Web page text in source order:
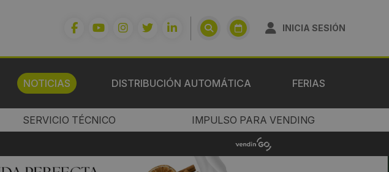
INICIA SESIÓN
NOTICIAS DISTRIBUCIÓN AUTOMÁTICA FERIAS
SERVICIO TÉCNICO IMPULSO PARA VENDING